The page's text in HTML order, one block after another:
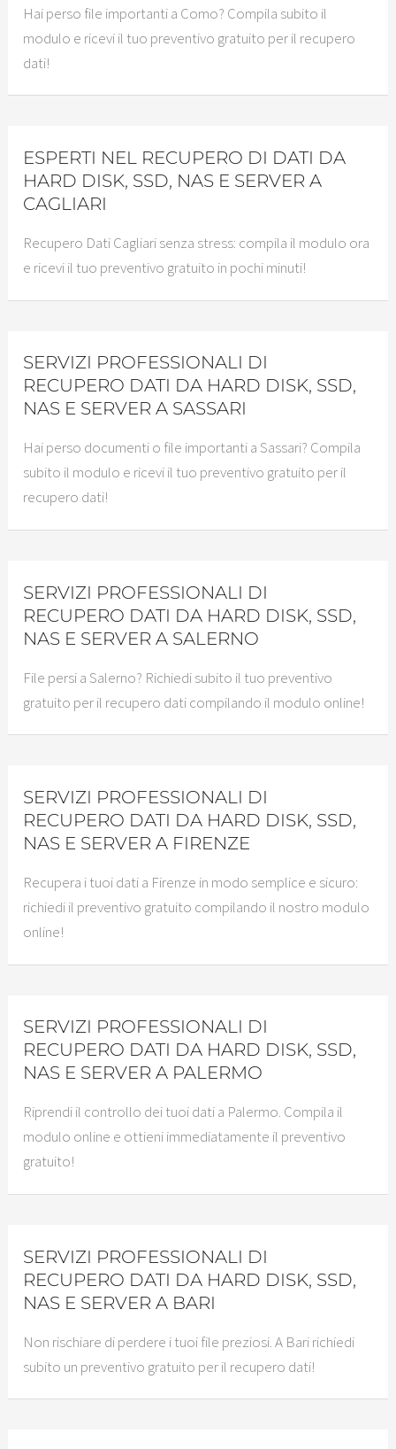
Hai perso file importanti a Como? Compila subito il
modulo e ricevi il tuo preventivo gratuito per il recupero
dati!
ESPERTI NEL RECUPERO DI DATI DA
HARD DISK, SSD, NAS E SERVER A
CAGLIARI
Recupero Dati Cagliari senza stress: compila il modulo ora
e ricevi il tuo preventivo gratuito in pochi minuti!
SERVIZI PROFESSIONALI DI
RECUPERO DATI DA HARD DISK, SSD,
NAS E SERVER A SASSARI
Hai perso documenti o file importanti a Sassari? Compila
subito il modulo e ricevi il tuo preventivo gratuito per il
recupero dati!
SERVIZI PROFESSIONALI DI
RECUPERO DATI DA HARD DISK, SSD,
NAS E SERVER A SALERNO
File persi a Salerno? Richiedi subito il tuo preventivo
gratuito per il recupero dati compilando il modulo online!
SERVIZI PROFESSIONALI DI
RECUPERO DATI DA HARD DISK, SSD,
NAS E SERVER A FIRENZE
Recupera i tuoi dati a Firenze in modo semplice e sicuro:
richiedi il preventivo gratuito compilando il nostro modulo
online!
SERVIZI PROFESSIONALI DI
RECUPERO DATI DA HARD DISK, SSD,
NAS E SERVER A PALERMO
Riprendi il controllo dei tuoi dati a Palermo. Compila il
modulo online e ottieni immediatamente il preventivo
gratuito!
SERVIZI PROFESSIONALI DI
RECUPERO DATI DA HARD DISK, SSD,
NAS E SERVER A BARI
Non rischiare di perdere i tuoi file preziosi. A Bari richiedi
subito un preventivo gratuito per il recupero dati!